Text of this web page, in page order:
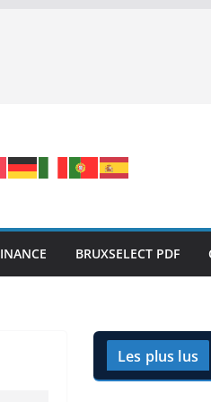
BRUXSELECT PDF
Les plus lus